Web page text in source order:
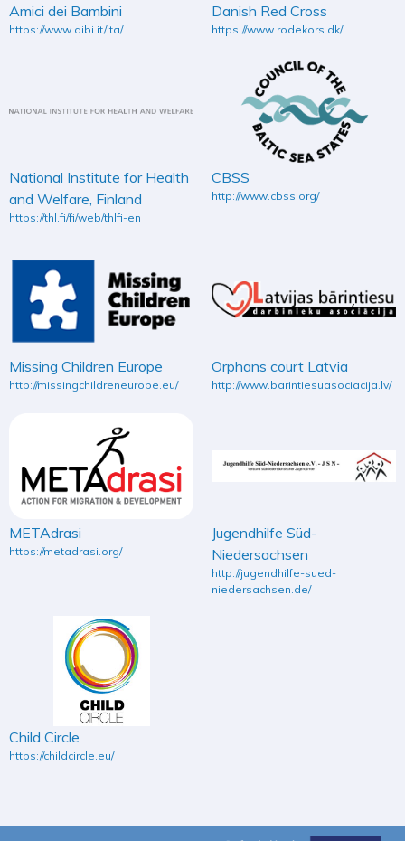
Amici dei Bambini
https://www.aibi.it/ita/
Danish Red Cross
https://www.rodekors.dk/
National Institute for Health
and Welfare, Finland
https://thl.fi/fi/web/thlfi-en
CBSS
http://www.cbss.org/
Missing Children Europe
http://missingchildreneurope.eu/
Orphans court Latvia
http://www.barintiesuasociacija.lv/
METAdrasi
https://metadrasi.org/
Jugendhilfe Süd-
Niedersachsen
http://jugendhilfe-sued-
niedersachsen.de/
Child Circle
https://childcircle.eu/